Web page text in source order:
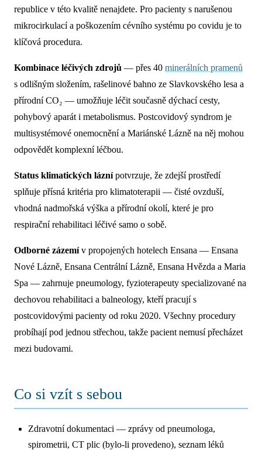
republice v této kvalitě nenajdete. Pro pacienty s narušenou
mikrocirkulací a poškozením cévního systému po covidu je to
klíčová procedura.
Kombinace léčivých zdrojů — přes 40 minerálních pramenů
s odlišným složením, rašelinové bahno ze Slavkovského lesa a
přírodní CO₂ — umožňuje léčit současně dýchací cesty,
pohybový aparát i metabolismus. Postcovidový syndrom je
multisystémové onemocnění a Mariánské Lázně na něj mohou
odpovědět komplexní léčbou.
Status klimatických láznípotvrzuje, že zdejší prostředí
splňuje přísná kritéria pro klimatoterapii — čisté ovzduší,
vhodná nadmořská výška a přírodní okolí, které je pro
respirační rehabilitaci léčivé samo o sobě.
Odborné zázemív propojených hotelech Ensana — Ensana
Nové Lázně, Ensana Centrální Lázně, Ensana Hvězda a Maria
Spa — zahrnuje pneumology, fyzioterapeuty specializované na
dechovou rehabilitaci a balneology, kteří pracují s
postcovidovými pacienty od roku 2020. Všechny procedury
probíhají pod jednou střechou, takže pacient nemusí přecházet
mezi budovami.
Co si vzít s sebou
Zdravotní dokumentaci — zprávy od pneumologa,
spirometrii, CT plic (bylo-li provedeno), seznam léků